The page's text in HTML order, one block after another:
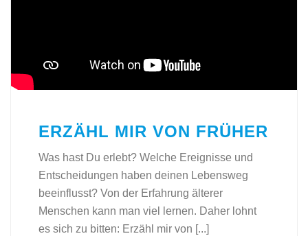
ERZÄHL MIR VON FRÜHER
Was hast Du erlebt? Welche Ereignisse und
Entscheidungen haben deinen Lebensweg
beeinflusst? Von der Erfahrung älterer
Menschen kann man viel lernen. Daher lohnt
es sich zu bitten: Erzähl mir von [...]